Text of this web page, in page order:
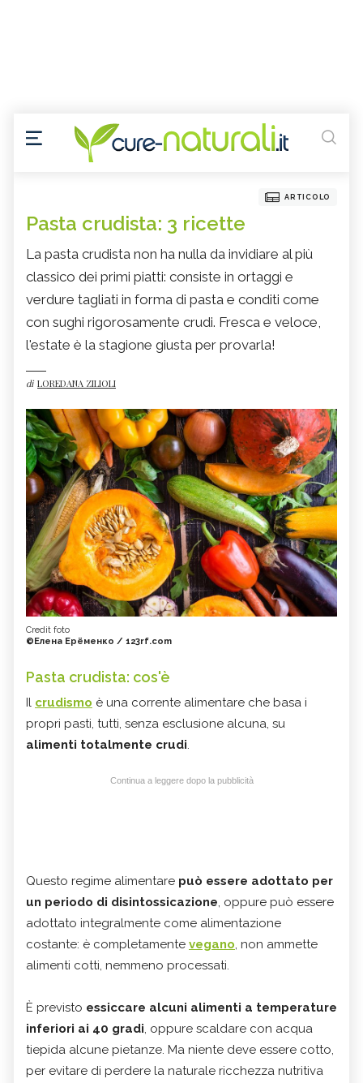
ARTICOLO
Pasta crudista: 3 ricette
La pasta crudista non ha nulla da invidiare al più
classico dei primi piatti: consiste in ortaggi e
verdure tagliati in forma di pasta e conditi come
con sughi rigorosamente crudi. Fresca e veloce,
l'estate è la stagione giusta per provarla!
di LOREDANA ZILIOLI
Credit foto
©Елена Ерёменко / 123rf.com
Pasta crudista: cos'è
Il crudismo è una corrente alimentare che basa i
propri pasti, tutti, senza esclusione alcuna, su
alimenti totalmente crudi.
Continua a leggere dopo la pubblicità
Questo regime alimentare può essere adottato per
un periodo di disintossicazione, oppure può essere
adottato integralmente come alimentazione
costante: è completamente vegano, non ammette
alimenti cotti, nemmeno processati.
È previsto essiccare alcuni alimenti a temperature
inferiori ai 40 gradi, oppure scaldare con acqua
tiepida alcune pietanze. Ma niente deve essere cotto,
per evitare di perdere la naturale ricchezza nutritiva